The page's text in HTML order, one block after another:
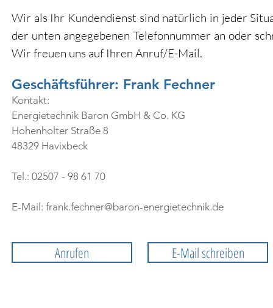
Wir als Ihr Kundendienst sind natürlich in jeder
der unten angegebenen Telefonnummer an oder
Wir freuen uns auf Ihren Anruf/E-Mail.
Geschäftsführer: Frank Fechner
Kontakt:
Energietechnik Baron GmbH & Co. KG
Hohenholter Straße 8
48329 Havixbeck
Tel.: 02507 - 98 61 70
E-Mail: frank.fechner@baron-energietechnik.de
Anrufen E-Mail schreiben